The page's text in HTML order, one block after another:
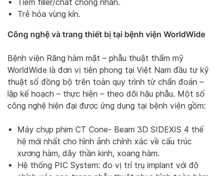
Tiêm filler/chất chống nhăn.
Trẻ hóa vùng kín.
Công nghệ và trang thiết bị tại bệnh viện WorldWide
Bệnh viện Răng hàm mặt – phẫu thuật thẩm mỹ
WorldWide là đơn vị tiên phong tại Việt Nam đầu tư kỹ
thuật số đồng bộ trên toàn quy trình từ chẩn đoán –
lập kế hoạch – thực hiện – theo dõi hậu phẫu. Một số
công nghệ hiện đại được ứng dụng tại bệnh viện gồm:
Máy chụp phim CT Cone- Beam 3D SIDEXIS 4 thế
hệ mới nhất cho hình ảnh chính xác về cấu trúc
xương hàm, dây thần kinh, xoang hàm.
Hệ thống PIC System: đo vị trí trụ implant với độ